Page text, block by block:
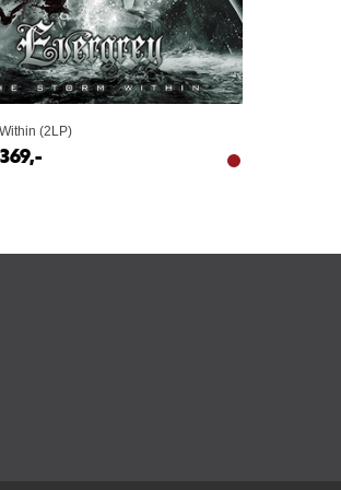
(2LP)
369,-